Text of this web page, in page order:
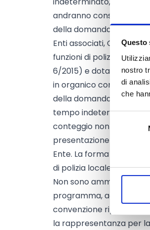
Questo
nostro
di
che
andranno considerati
della domanda sono in
Enti associati, Comunità
funzioni di polizia locale
6/2015) e dotati di un
in organico con
della domanda, la
tempo indeterminato,
conteggio non
presentazione della
Ente. La forma
di polizia locale, deve
Non sono ammesse
programma, accordi di
convenzione riporti
la rappresentanza per